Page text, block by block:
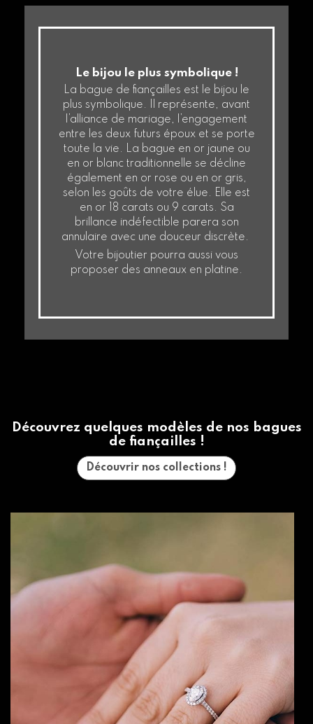
Le bijou le plus symbolique !
La bague de fiançailles est le bijou le
plus symbolique. Il représente, avant
l’alliance de mariage, l’engagement
entre les deux futurs époux et se porte
toute la vie. La bague en or jaune ou
en or blanc traditionnelle se décline
également en or rose ou en or gris,
selon les goûts de votre élue. Elle est
en or 18 carats ou 9 carats. Sa
brillance indéfectible parera son
annulaire avec une douceur discrète.
Votre bijoutier pourra aussi vous
proposer des anneaux en platine.
Découvrez quelques modèles de nos bagues
de fiançailles !
Découvrir nos collections !